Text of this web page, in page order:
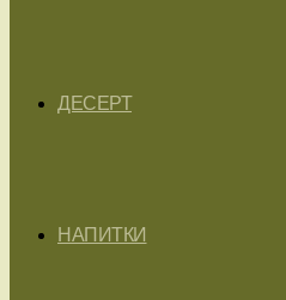
ДЕСЕРТ
НАПИТКИ